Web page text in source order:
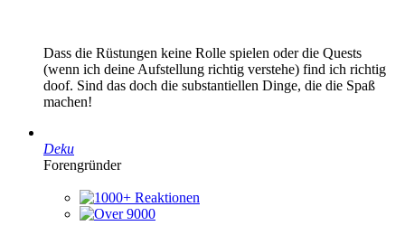
Dass die Rüstungen keine Rolle spielen oder die Quests
(wenn ich deine Aufstellung richtig verstehe) find ich richtig
doof. Sind das doch die substantiellen Dinge, die die Spaß
machen!
Deku
Forengründer